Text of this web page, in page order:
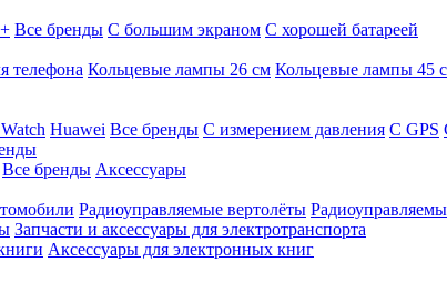
Все бренды С большим экраном С хорошей батареей
телефона Кольцевые лампы 26 см Кольцевые лампы 45
Huawei Все бренды C измерением давления C GPS
Все бренды Аксессуары
Радиоуправляемые вертолёты
Запчасти и аксессуары для электротранспорта
Аксессуары для электронных книг